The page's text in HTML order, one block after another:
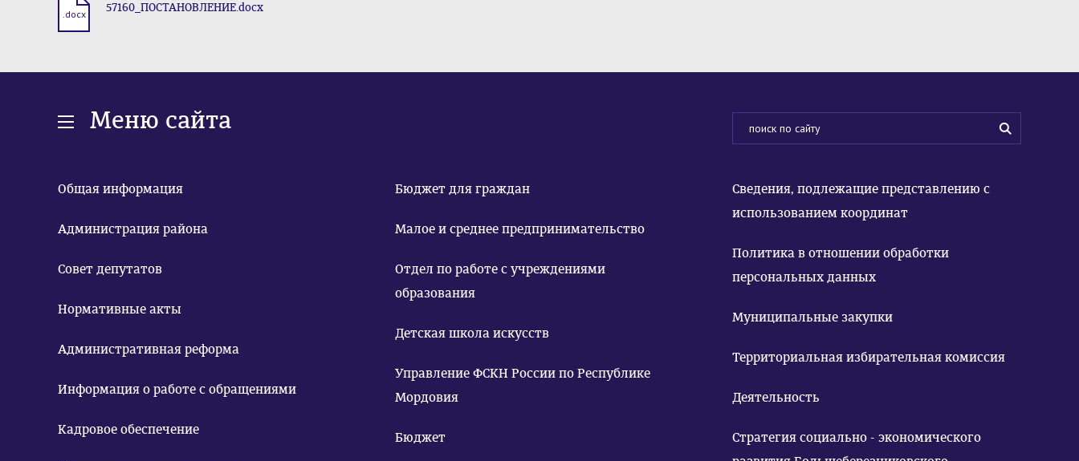
.docx 57160_ПОСТАНОВЛЕНИЕ.docx
Меню сайта
Общая информация
Администрация района
Совет депутатов
Нормативные акты
Административная реформа
Информация о работе с обращениями
Кадровое обеспечение
Бюджет для граждан
Малое и среднее предпринимательство
Отдел по работе с учреждениями
образования
Детская школа искусств
Управление ФСКН России по Республике
Мордовия
Бюджет
Сведения, подлежащие представлению с
использованием координат
Политика в отношении обработки
персональных данных
Муниципальные закупки
Территориальная избирательная комиссия
Деятельность
Стратегия социально - экономического